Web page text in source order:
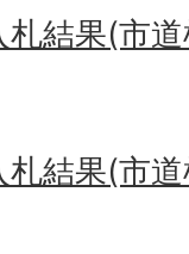
結果(市
結果(市